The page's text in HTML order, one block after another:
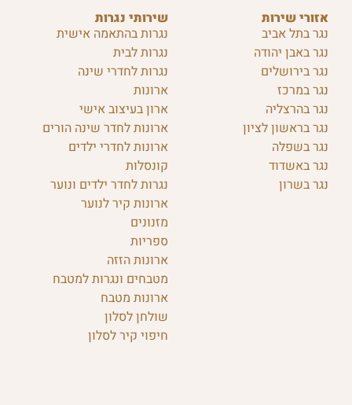
שירותי נגרות
נגרות בהתאמה אישית
נגרות לבית
נגרות לחדרי שינה
ארונות
ארון בעיצוב אישי
ארונות לחדר שינה הורים
ארונות לחדרי ילדים
קונסלות
נגרות לחדר ילדים ונוער
ארונות קיר לנוער
מזנונים
ספריות
ארונות הזזה
מטבחים ונגרות למטבח
ארונות מטבח
שולחן לסלון
חיפוי קיר לסלון
אזורי שירות
נגר בתל אביב
נגר באבן יהודה
נגר בירושלים
נגר במרכז
נגר בהרצליה
נגר בראשון לציון
נגר בשפלה
נגר באשדוד
נגר בשרון